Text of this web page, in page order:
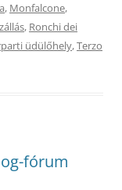
, Monfalcone,
, Ronchi dei
üdülőhely,Terzo
fórum